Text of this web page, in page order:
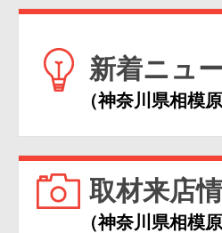
新着ニュ
（神奈川県相模
取材来店
（神奈川県相模